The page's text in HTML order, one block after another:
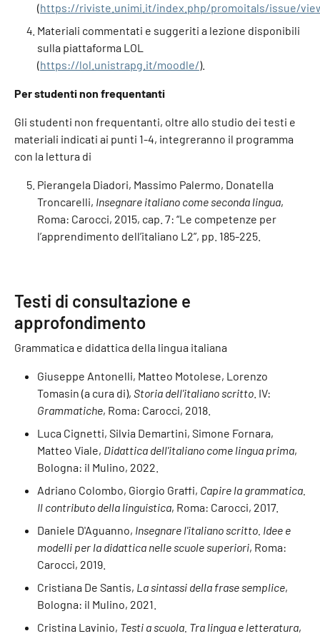
(https://riviste.unimi.it/index.php/promoitals/issue/
Materiali commentati e suggeriti a lezione disponibili
sulla piattaforma LOL
(https://lol.unistrapg.it/moodle/).
Per studenti non frequentanti
Gli studenti non frequentanti, oltre allo studio dei testi e
materiali indicati ai punti 1-4, integreranno il programma
con la lettura di
Pierangela Diadori, Massimo Palermo, Donatella
Troncarelli, Insegnare italiano come seconda lingua,
Roma: Carocci, 2015, cap. 7: “Le competenze per
l’apprendimento dell’italiano L2”, pp. 185-225.
Testi di consultazione e
approfondimento
Grammatica e didattica della lingua italiana
Giuseppe Antonelli, Matteo Motolese, Lorenzo
Tomasin (a cura di), Storia dell'italiano scritto . IV:
Grammatiche, Roma: Carocci, 2018.
Luca Cignetti, Silvia Demartini, Simone Fornara,
Matteo Viale, Didattica dell'italiano come lingua prima,
Bologna: il Mulino, 2022.
Adriano Colombo, Giorgio Graffi, Capire la grammatica.
Il contributo della linguistica, Roma: Carocci, 2017.
Daniele D'Aguanno, Insegnare l'italiano scritto. Idee e
modelli per la didattica nelle scuole superiori, Roma:
Carocci, 2019.
Cristiana De Santis, La sintassi della frase semplice,
Bologna: il Mulino, 2021.
Cristina Lavinio, Testi a scuola. Tra lingua e letteratura,